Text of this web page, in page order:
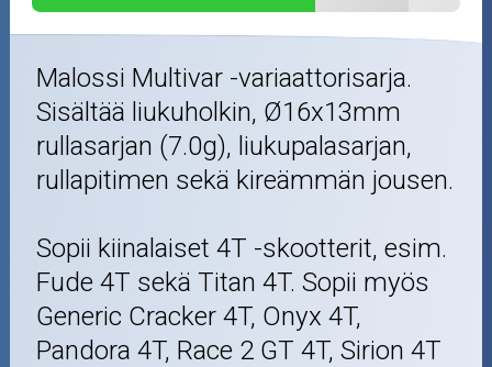
Malossi Multivar -variaattorisarja.
Sisältää liukuholkin, Ø16x13mm
rullasarjan (7.0g), liukupalasarjan,
rullapitimen sekä kireämmän jousen.
Sopii kiinalaiset 4T -skootterit, esim.
Fude 4T sekä Titan 4T. Sopii myös
Generic Cracker 4T, Onyx 4T,
Pandora 4T, Race 2 GT 4T, Sirion 4T